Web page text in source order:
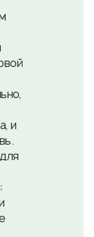
и
: